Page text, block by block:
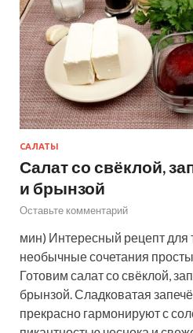
САЛАТЫ
Салат со свёклой,
и брынзой
Оставьте комментарий
мин) Интересный рецепт для
необычные сочетания
Готовим салат со свёклой,
брынзой. Сладковатая
прекрасно гармонируют с